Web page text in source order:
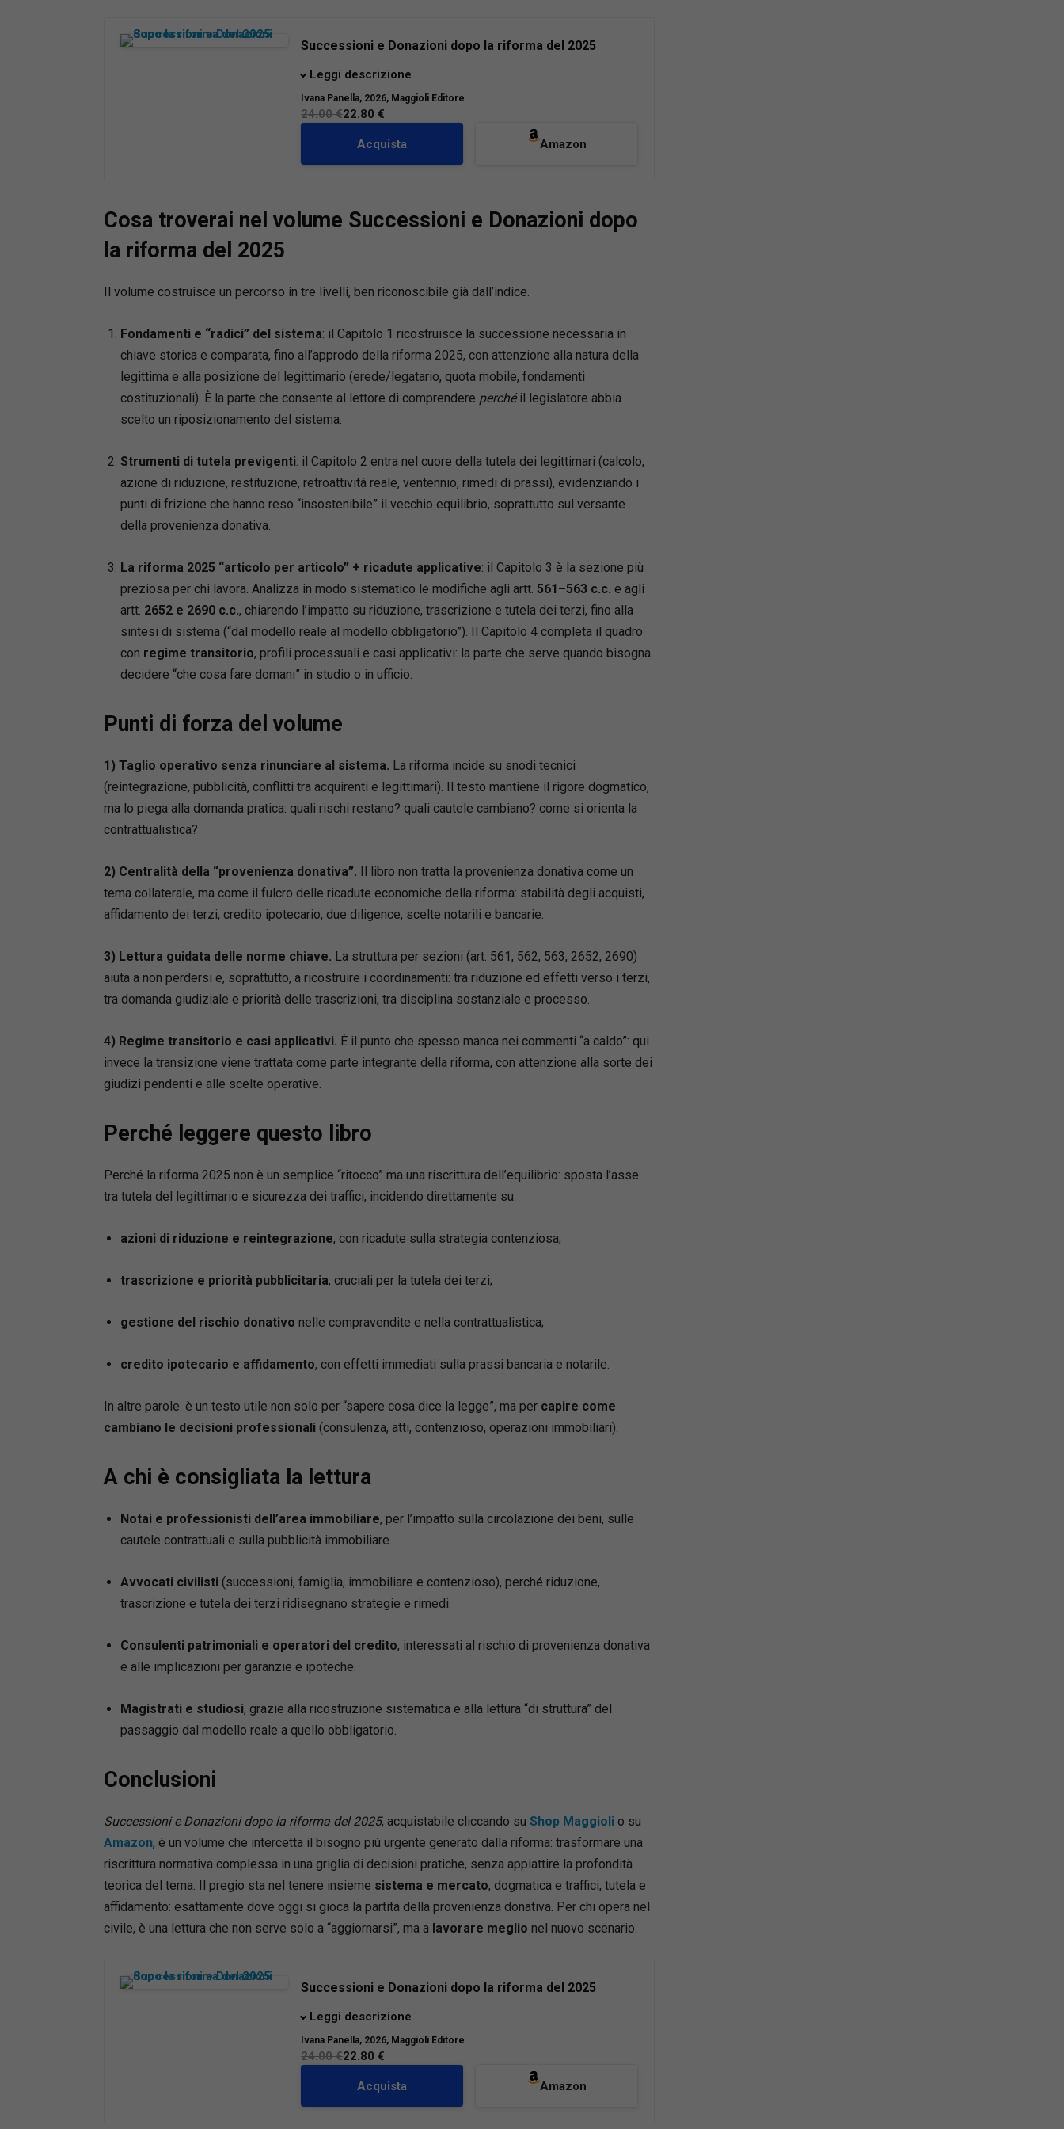
Successioni e Donazioni dopo la riforma del 2025
La legge “semplificazioni 2025” ridisegna in modo
profondo l’equilibrio tra tutela dei legittimari, autonomia
privata e sicurezza dei traffici, con effetti immediati
sulla circolazione dei beni di provenienza donativa. Il
volume offre un percorso chiaro, tecnico e operativo:
dal quadro previgente alle nuove regole su riduzione,
Mute
66.22%
-Capisci cosa cambia davvero
beni, trascrizione).
-Gestisci il “rischio provenienza donativa” con una
lettura orientata al mercato e alla stabilità degli
snodi interpretativi e implicazioni per atti, contenzioso
Focus su tutela dei terzi e credito ipotecario:
cambia e come incidono le nuove regole sulla certezza
dei traffici.
-Regime transitorio e casi applicativi per affrontare
situazioni reali e decisioni operative.
credito
sulla reintegrazione
- Trascrizione e modifiche agli artt.2652 e 2690 c.c.
- Provenienza donativa: gestione del rischio, prassi,
- Disciplina transitoria e riflessi processuali
, Notaio in Cesenatico, esperta in contratti,
diritto societario, successioni e donazioni.
“provenienza donativa”, questo è il manuale che ti
permette diorientarti subito nelle nuove regole e
scegliere le soluzioni operative più sicurenel 2025.
Leggi descrizione
Ivana Panella, 2026, Maggioli Editore
24.00 €22.80 €
Acquista Amazon
Cosa troverai nel volume Successioni e Donazioni dopo
la riforma del 2025
Il volume costruisce un percorso in tre livelli, ben riconoscibile già dall’indice.
Fondamenti e “radici” del sistema: il Capitolo 1 ricostruisce la successione necessaria in
chiave storica e comparata, fino all’approdo della riforma 2025, con attenzione alla natura della
legittima e alla posizione del legittimario (erede/legatario, quota mobile, fondamenti
costituzionali). È la parte che consente al lettore di comprendere perchéil legislatore abbia
scelto un riposizionamento del sistema.
Strumenti di tutela previgenti: il Capitolo 2 entra nel cuore della tutela dei legittimari (calcolo,
azione di riduzione, restituzione, retroattività reale, ventennio, rimedi di prassi), evidenziando i
punti di frizione che hanno reso “insostenibile” il vecchio equilibrio, soprattutto sul versante
della provenienza donativa.
La riforma 2025 “articolo per articolo” + ricadute applicative: il Capitolo 3 è la sezione più
preziosa per chi lavora. Analizza in modo sistematico le modifiche agli artt. 561–563 c.c. e agli
artt. 2652 e 2690 c.c., chiarendo l’impatto su riduzione, trascrizione e tutela dei terzi, fino alla
sintesi di sistema (“dal modello reale al modello obbligatorio”). Il Capitolo 4 completa il quadro
con regime transitorio, profili processuali e casi applicativi: la parte che serve quando bisogna
decidere “che cosa fare domani” in studio o in ufficio.
Punti di forza del volume
1) Taglio operativo senza rinunciare al sistema. La riforma incide su snodi tecnici
(reintegrazione, pubblicità, conflitti tra acquirenti e legittimari). Il testo mantiene il rigore dogmatico,
ma lo piega alla domanda pratica: quali rischi restano? quali cautele cambiano? come si orienta la
contrattualistica?
2) Centralità della “provenienza donativa”. Il libro non tratta la provenienza donativa come un
tema collaterale, ma come il fulcro delle ricadute economiche della riforma: stabilità degli acquisti,
affidamento dei terzi, credito ipotecario, due diligence, scelte notarili e bancarie.
3) Lettura guidata delle norme chiave. La struttura per sezioni (art. 561, 562, 563, 2652, 2690)
aiuta a non perdersi e, soprattutto, a ricostruire i coordinamenti: tra riduzione ed effetti verso i terzi,
tra domanda giudiziale e priorità delle trascrizioni, tra disciplina sostanziale e processo.
4) Regime transitorio e casi applicativi. È il punto che spesso manca nei commenti “a caldo”: qui
invece la transizione viene trattata come parte integrante della riforma, con attenzione alla sorte dei
giudizi pendenti e alle scelte operative.
Perché leggere questo libro
Perché la riforma 2025 non è un semplice “ritocco” ma una riscrittura dell’equilibrio: sposta l’asse
tra tutela del legittimario e sicurezza dei traffici, incidendo direttamente su:
azioni di riduzione e reintegrazione, con ricadute sulla strategia contenziosa;
trascrizione e priorità pubblicitaria, cruciali per la tutela dei terzi;
gestione del rischio donativo nelle compravendite e nella contrattualistica;
credito ipotecario e affidamento, con effetti immediati sulla prassi bancaria e notarile.
In altre parole: è un testo utile non solo per “sapere cosa dice la legge”, ma per capire come
cambiano le decisioni professionali (consulenza, atti, contenzioso, operazioni immobiliari).
A chi è consigliata la lettura
Notai e professionisti dell’area immobiliare, per l’impatto sulla circolazione dei beni, sulle
cautele contrattuali e sulla pubblicità immobiliare.
Avvocati civilisti (successioni, famiglia, immobiliare e contenzioso), perché riduzione,
trascrizione e tutela dei terzi ridisegnano strategie e rimedi.
Consulenti patrimoniali e operatori del credito, interessati al rischio di provenienza donativa
e alle implicazioni per garanzie e ipoteche.
Magistrati e studiosi, grazie alla ricostruzione sistematica e alla lettura “di struttura” del
passaggio dal modello reale a quello obbligatorio.
Conclusioni
Successioni e Donazioni dopo la riforma del 2025, acquistabile cliccando su Shop Maggiolio su
Amazon, è un volume che intercetta il bisogno più urgente generato dalla riforma: trasformare una
riscrittura normativa complessa in una griglia di decisioni pratiche, senza appiattire la profondità
teorica del tema. Il pregio sta nel tenere insieme sistema e mercato, dogmatica e traffici, tutela e
affidamento: esattamente dove oggi si gioca la partita della provenienza donativa. Per chi opera nel
civile, è una lettura che non serve solo a “aggiornarsi”, ma a lavorare meglio nel nuovo scenario.
Successioni e Donazioni dopo la riforma del 2025
La legge “semplificazioni 2025” ridisegna in modo
profondo l’equilibrio tra tutela dei legittimari, autonomia
privata e sicurezza dei traffici, con effetti immediati
sulla circolazione dei beni di provenienza donativa. Il
volume offre un percorso chiaro, tecnico e operativo:
dal quadro previgente alle nuove regole su riduzione,
Leggi descrizione
Ivana Panella, 2026, Maggioli Editore
24.00 €22.80 €
Acquista Amazon